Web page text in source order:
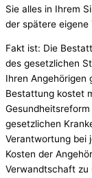
Sie alles in Ihrem
der spätere eigene
Fakt ist: Die
des gesetzlichen
Ihren Angehörigen
Bestattung kostet
gesetzlichen
Verantwortung bei
Kosten der
Verwandtschaft zu